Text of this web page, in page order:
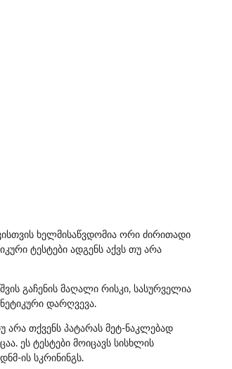
ხელმისაწვდომია ორი ძირითადი
ტესტები ადგენს აქვს თუ არა
გაჩენის მაღალი რისკი, სასურველია
დარღვევა.
არა თქვენს პატარას მეტ-ნაკლებად
ეს ტესტები მოიცავს სისხლის
ის სკრინინგს.